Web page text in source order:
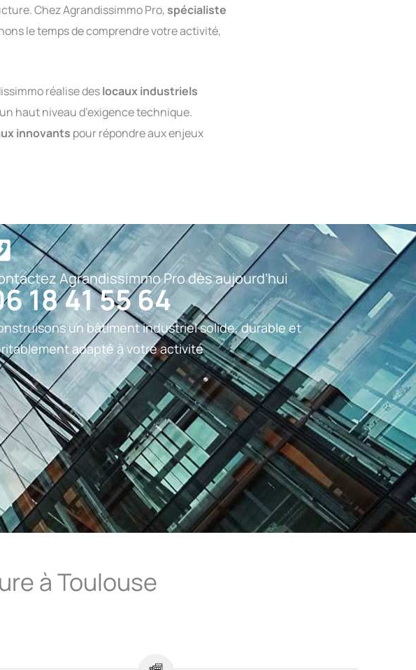
Chez Agrandissimmo Pro, spécialiste
le temps de comprendre votre activité,
réalise deslocaux industriels
haut niveau d’exigence technique.
innovants pour répondre aux enjeux
Agrandissimmo Pro dès aujourd’hui
18 41 55 64
un bâtiment industriel solide, durable et
adapté à votre activité
à Toulouse